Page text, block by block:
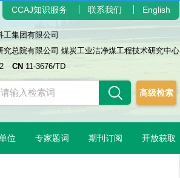
CCAJ知识服务 联系我们 English
工集团有限公司
究总院有限公司 煤炭工业洁净煤工程技术研究中心
CN 11-3676/TD
高级检索
位 专家题词 期刊订阅 开放获取